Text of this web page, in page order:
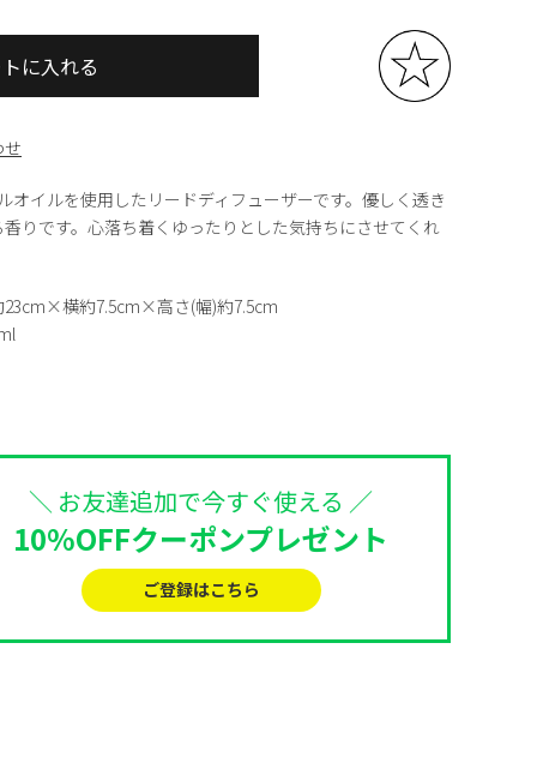
に入れる
オイルを使用したリードディフューザーです。優しく透き
りです。心落ち着くゆったりとした気持ちにさせてくれ
23cm×横約7.5cm×高さ(幅)約7.5cm
＼ お友達追加で今すぐ使える ／
10%OFFクーポンプレゼント
ご登録はこちら